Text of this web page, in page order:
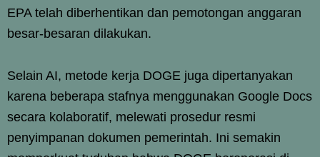
EPA telah diberhentikan dan pemotongan anggaran
besar-besaran dilakukan.
Selain AI, metode kerja DOGE juga dipertanyakan
karena beberapa stafnya menggunakan Google Docs
secara kolaboratif, melewati prosedur resmi
penyimpanan dokumen pemerintah. Ini semakin